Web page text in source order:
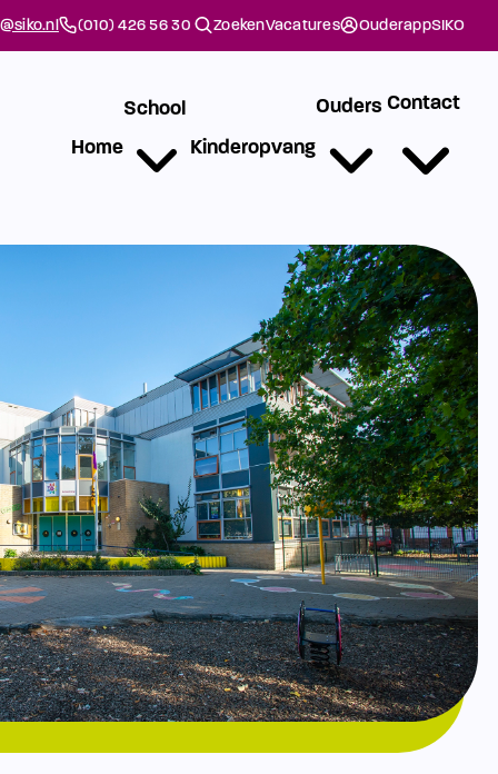
(010) 426 56 30 ZoekenVacatures OuderappSIKO
Home
School
Kinderopvang
Ouders Contact